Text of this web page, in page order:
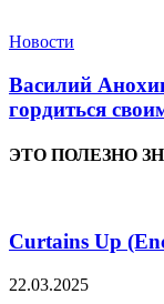
Новости
Василий
гордиться
ЭТО ПОЛЕЗНО
Curtains Up
22.03.2025